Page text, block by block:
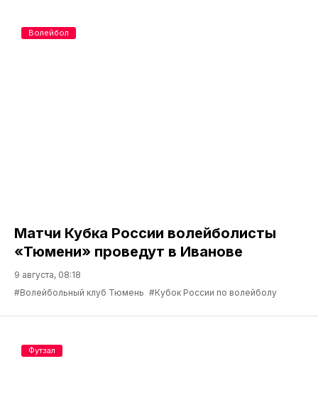
Матчи Кубка России волейболисты
«Тюмени» проведут в Иванове
9 августа, 08:18
#Волейбольный клуб Тюмень #Кубок России по волейболу
Волейбол
Футзал